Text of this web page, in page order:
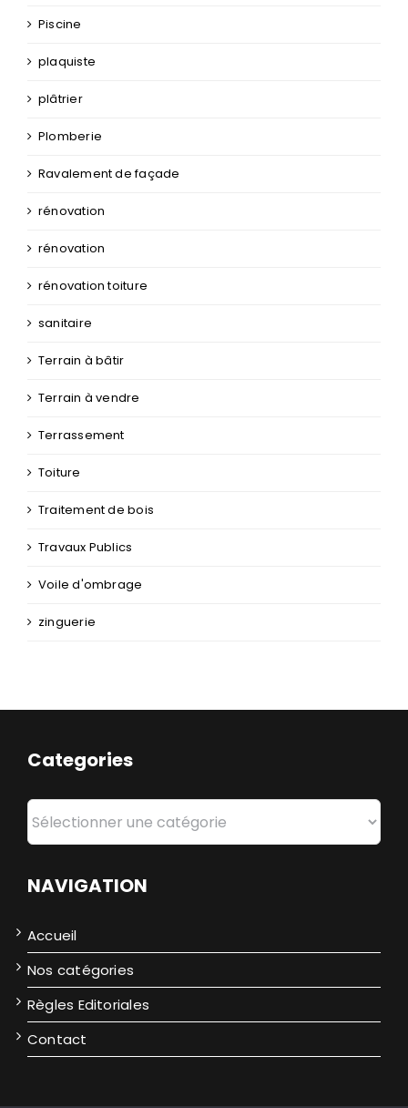
Piscine
plaquiste
plâtrier
Plomberie
Ravalement de façade
rénovation
rénovation
rénovation toiture
sanitaire
Terrain à bâtir
Terrain à vendre
Terrassement
Toiture
Traitement de bois
Travaux Publics
Voile d'ombrage
zinguerie
Categories
Categories
NAVIGATION
Accueil
Nos catégories
Règles Editoriales
Contact